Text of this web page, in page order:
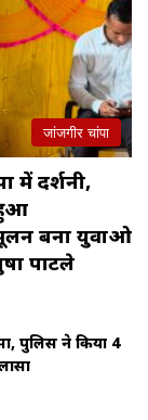
जांजगीर चांपा
में प्रदर्शनी,
हुआ
बना युवाओ
पाटले
पुलिस ने किया 4